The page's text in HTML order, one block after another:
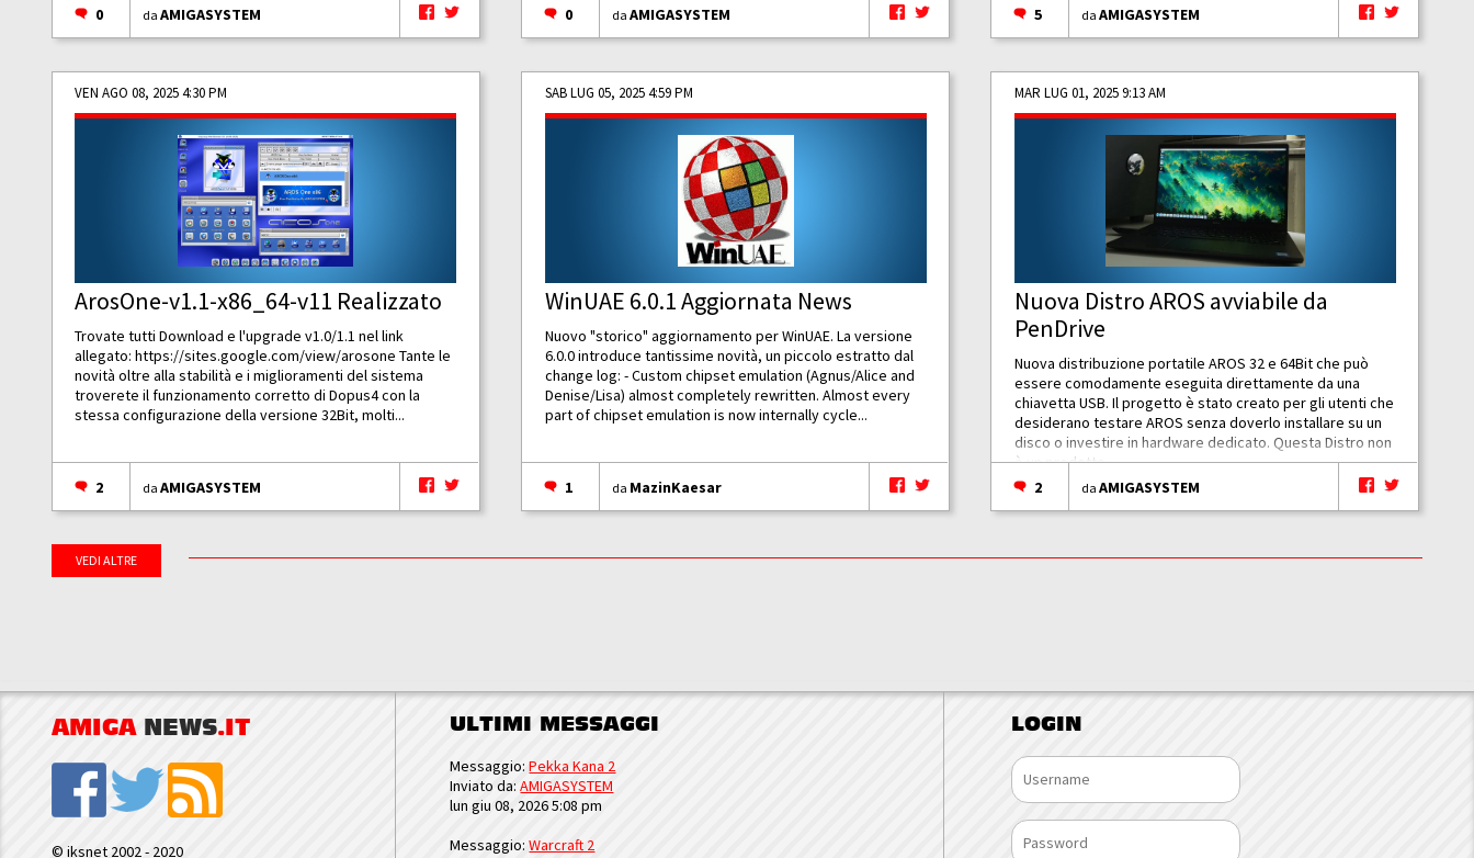
0
daAMIGASYSTEM 0 daAMIGASYSTEM 5 daAMIGASYSTEM
VEN AGO 08, 2025 4:30 PM
ArosOne-v1.1-x86_64-v11 Realizzato
Trovate tutti Download e l'upgrade v1.0/1.1 nel link
allegato:https://sites.google.com/view/arosone Tante le
novità oltre alla stabilità e i miglioramenti del sistema
troverete il funzionamento corretto di Dopus4 con la
stessa configurazione della versione 32Bit, molti...
2 daAMIGASYSTEM
SAB LUG 05, 2025 4:59 PM
WinUAE 6.0.1 Aggiornata News
Nuovo "storico" aggiornamento per WinUAE. La versione
6.0.0 introduce tantissime novità, un piccolo estratto dal
change log: - Custom chipset emulation (Agnus/Alice and
Denise/Lisa) almost completely rewritten. Almost every
part of chipset emulation is now internally cycle...
1 da MazinKaesar
MAR LUG 01, 2025 9:13 AM
Nuova Distro AROS avviabile da
PenDrive
Nuova distribuzione portatile AROS 32 e 64Bit che può
essere comodamente eseguita direttamente da una
chiavetta USB. Il progetto è stato creato per gli utenti che
desiderano testare AROS senza doverlo installare su un
disco o investire in hardware dedicato. Questa Distro non
è un prodotto...
2
daAMIGASYSTEM
VEDI ALTRE
AMIGA NEWS.IT
© iksnet 2002 - 2020
ULTIMI MESSAGGI
Messaggio:Pekka Kana 2
Inviato da:AMIGASYSTEM
lun giu 08, 2026 5:08 pm
Messaggio:Warcraft 2
LOGIN